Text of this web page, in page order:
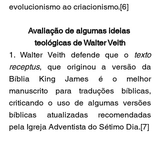
evolucionismo ao criacionismo.[6]
Avaliação de algumas ideias
teológicas de Walter Veith
1. Walter Veith defende que o texto
receptus, que originou a versão da
Bíblia King James é o melhor
manuscrito para traduções bíblicas,
criticando o uso de algumas versões
bíblicas atualizadas recomendadas
pela Igreja Adventista do Sétimo Dia.[7]